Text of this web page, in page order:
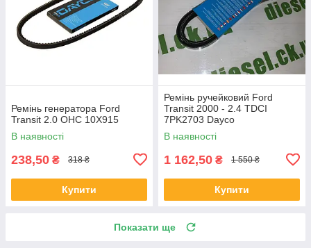
Ремінь генератора Ford
Transit 2.0 OHC 10X915
В наявності
238,50 ₴ 318 ₴
Купити
Ремінь ручейковий Ford
Transit 2000 - 2.4 TDCI
7PK2703 Dayco
В наявності
1 162,50 ₴ 1 550 ₴
Купити
Показати ще